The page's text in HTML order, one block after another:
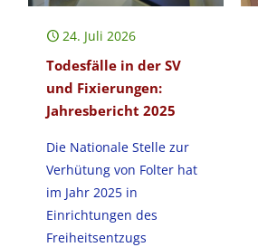
24. Juli 2026
Todesfälle in der SV
und Fixierungen:
Jahresbericht 2025
Die Nationale Stelle zur
Verhütung von Folter hat
im Jahr 2025 in
Einrichtungen des
Freiheitsentzugs